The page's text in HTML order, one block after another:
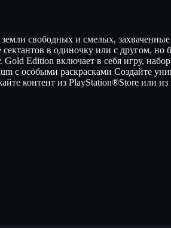
свободных и смелых,
в одиночку или с другом, но
Edition включает в себя игру,
с особыми раскрасками Создайте
контент из PlayStation®Store или